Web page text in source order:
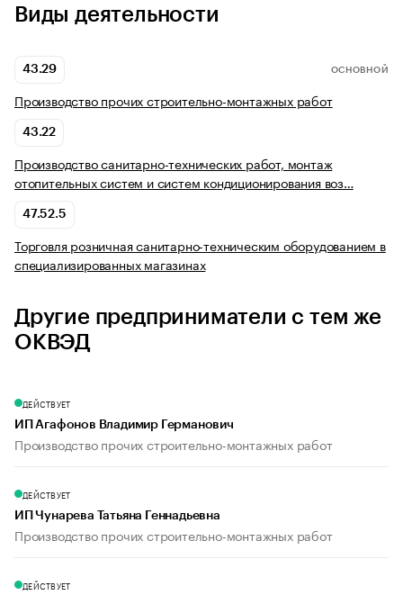
Виды деятельности
43.29 ОСНОВНОЙ
Производство прочих строительно-монтажных работ
43.22
Производство санитарно-технических работ, монтаж
отопительных систем и систем кондиционирования воз…
47.52.5
Торговля розничная санитарно-техническим оборудованием в
специализированных магазинах
Другие предприниматели с тем же
ОКВЭД
ДЕЙСТВУЕТ
ИП Агафонов Владимир Германович
Производство прочих строительно-монтажных работ
ДЕЙСТВУЕТ
ИП Чунарева Татьяна Геннадьевна
Производство прочих строительно-монтажных работ
ДЕЙСТВУЕТ